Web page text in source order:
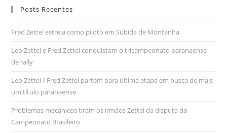
Posts Recentes
Fred Zettel estreia como piloto em Subida de Montanha
Leo Zettel e Fred Zettel conquistam o tricampeonato paranaense
de rally
Leo Zettel / Fred Zettel partem para última etapa em busca de mais
um título paranaense
Problemas mecânicos tiram os irmãos Zettel da disputa do
Campeonato Brasileiro